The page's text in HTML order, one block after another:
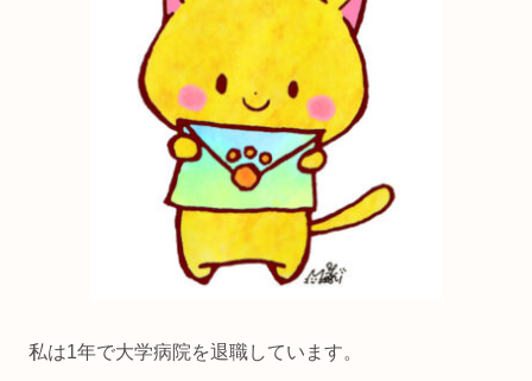
私は1年で大学病院を退職しています。